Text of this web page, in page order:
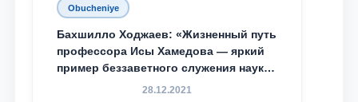
Obucheniye
Бахшилло Ходжаев: «Жизненный путь
профессора Исы Хамедова — яркий
пример беззаветного служения науке,
Родине и воспитанию молодого
28.12.2021